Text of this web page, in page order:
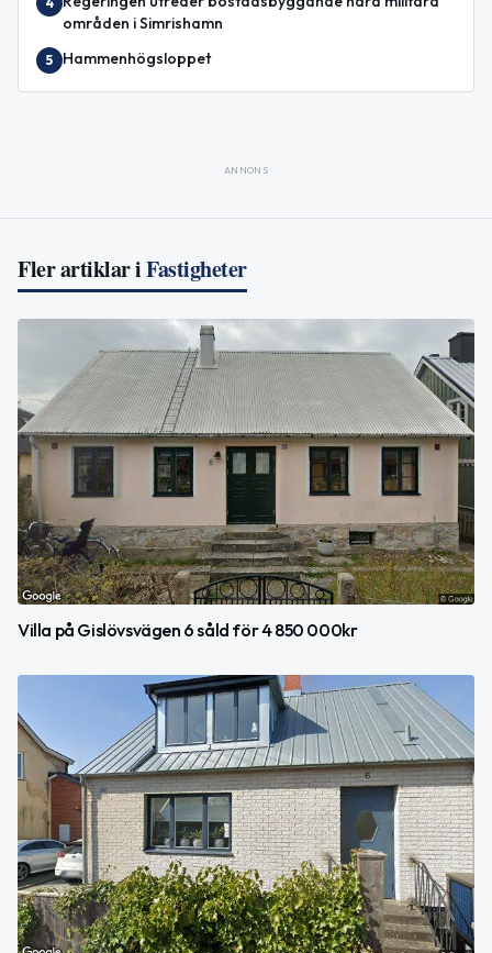
områden i Simrishamn
5 Hammenhögsloppet
ANNONS
Fler artiklar iFastigheter
Villa på Gislövsvägen 6 såld för 4 850 000kr